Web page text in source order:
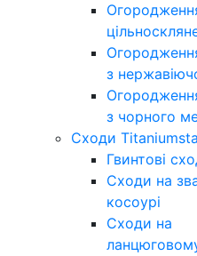
з
з чорного
Сходи
Гвинтові
Cходи на
косоурі
Сходи на